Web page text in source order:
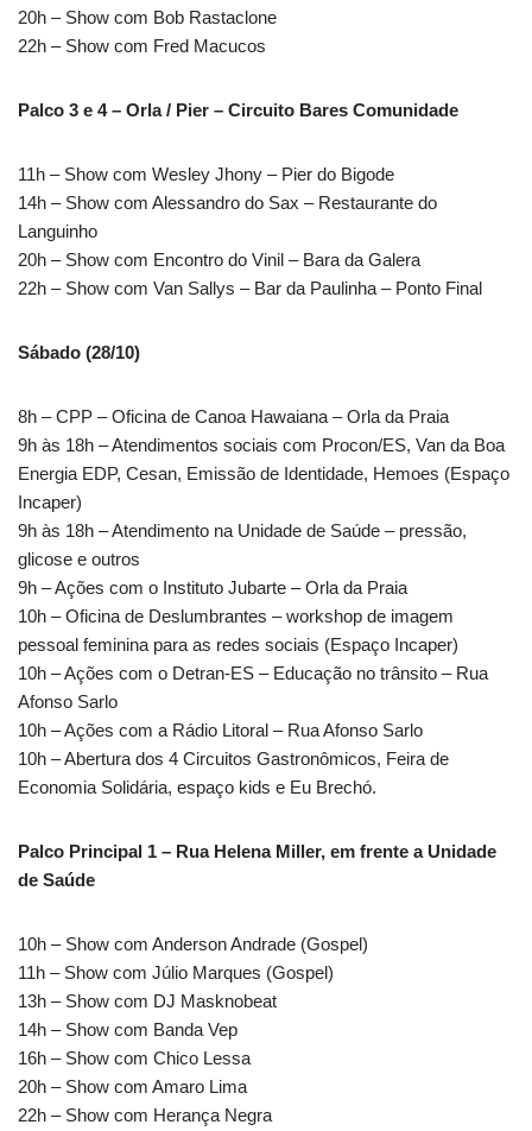
20h – Show com Bob Rastaclone
22h – Show com Fred Macucos
Palco 3 e 4 – Orla / Pier – Circuito Bares Comunidade
11h – Show com Wesley Jhony – Pier do Bigode
14h – Show com Alessandro do Sax – Restaurante do
Languinho
20h – Show com Encontro do Vinil – Bara da Galera
22h – Show com Van Sallys – Bar da Paulinha – Ponto Final
Sábado (28/10)
8h – CPP – Oficina de Canoa Hawaiana – Orla da Praia
9h às 18h – Atendimentos sociais com Procon/ES, Van da Boa
Energia EDP, Cesan, Emissão de Identidade, Hemoes (Espaço
Incaper)
9h às 18h – Atendimento na Unidade de Saúde – pressão,
glicose e outros
9h – Ações com o Instituto Jubarte – Orla da Praia
10h – Oficina de Deslumbrantes – workshop de imagem
pessoal feminina para as redes sociais (Espaço Incaper)
10h – Ações com o Detran-ES – Educação no trânsito – Rua
Afonso Sarlo
10h – Ações com a Rádio Litoral – Rua Afonso Sarlo
10h – Abertura dos 4 Circuitos Gastronômicos, Feira de
Economia Solidária, espaço kids e Eu Brechó.
Palco Principal 1 – Rua Helena Miller, em frente a Unidade
de Saúde
10h – Show com Anderson Andrade (Gospel)
11h – Show com Júlio Marques (Gospel)
13h – Show com DJ Masknobeat
14h – Show com Banda Vep
16h – Show com Chico Lessa
20h – Show com Amaro Lima
22h – Show com Herança Negra